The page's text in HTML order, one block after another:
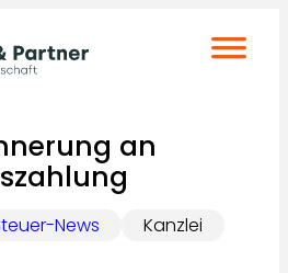
an
News Kanzlei